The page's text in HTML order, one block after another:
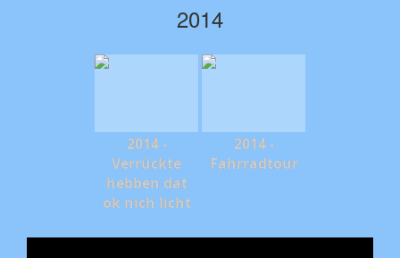
2014
2014 -
Verrückte
hebben dat
ok nich licht
2014 -
Fahrradtour